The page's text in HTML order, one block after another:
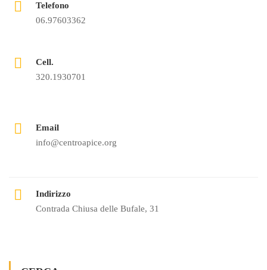
Telefono
06.97603362
Cell.
320.1930701
Email
info@centroapice.org
Indirizzo
Contrada Chiusa delle Bufale, 31